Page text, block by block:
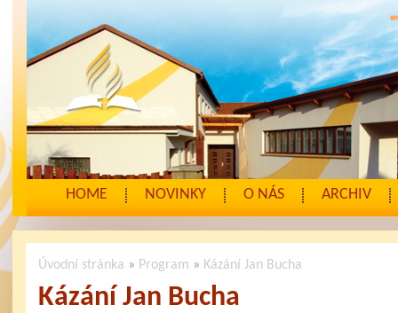
HOME NOVINKY O NÁS ARCHIV
Úvodní stránka » Program » Kázání Jan Bucha
Kázání Jan Bucha